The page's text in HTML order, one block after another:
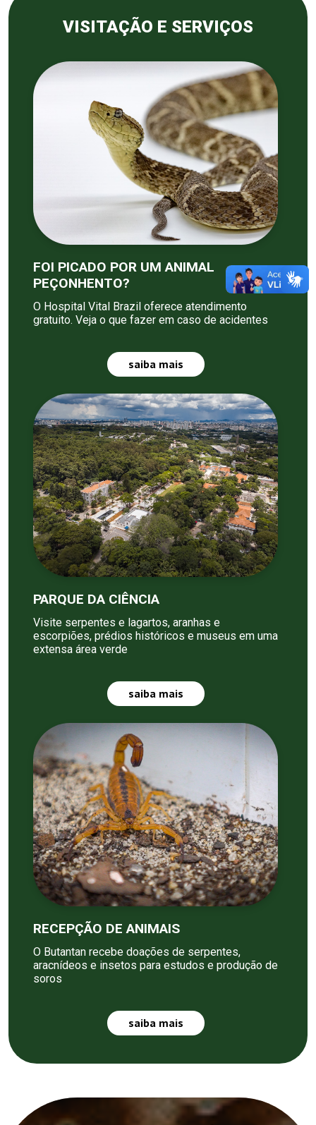
VISITAÇÃO E SERVIÇOS
FOI PICADO POR UM ANIMAL
PEÇONHENTO?
O Hospital Vital Brazil oferece atendimento
gratuito. Veja o que fazer em caso de acidentes
saiba mais
PARQUE DA CIÊNCIA
Visite serpentes e lagartos, aranhas e
escorpiões, prédios históricos e museus em uma
extensa área verde
saiba mais
RECEPÇÃO DE ANIMAIS
O Butantan recebe doações de serpentes,
aracnídeos e insetos para estudos e produção de
soros
saiba mais